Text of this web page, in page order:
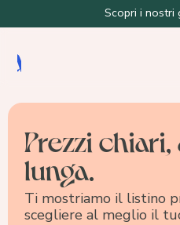
Scopri i
Prezzi chiari,
lunga.
Ti mostriamo il listino
scegliere al meglio il